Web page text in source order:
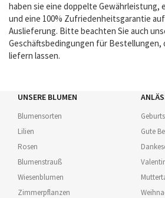
haben sie eine doppelte Gewährleistung,
und eine 100% Zufriedenheitsgarantie
Auslieferung. Bitte beachten Sie auch
Geschäftsbedingungen für Bestellungen,
liefern lassen.
UNSERE BLUMEN
Blumensorten
Lilien
Rosen
Blumenstrauß
Wiesenblumen
Zimmerpflanzen
Gute